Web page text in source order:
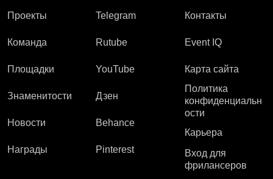
Проекты
Команда
Площадки
Знаменитости
Новости
Награды
Telegram
Rutube
YouTube
Дзен
Behance
Pinterest
Контакты
Event IQ
Карта сайта
Политика
конфиденциальн
ости
Карьера
Вход для
фрилансеров